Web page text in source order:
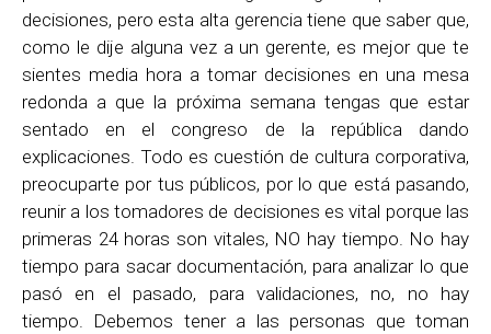
decisiones, pero esta alta gerencia tiene que saber que,
como le dije alguna vez a un gerente, es mejor que te
sientes media hora a tomar decisiones en una mesa
redonda a que la próxima semana tengas que estar
sentado en el congreso de la república dando
explicaciones. Todo es cuestión de cultura corporativa,
preocuparte por tus públicos, por lo que está pasando,
reunir a los tomadores de decisiones es vital porque las
primeras 24 horas son vitales, NO hay tiempo. No hay
tiempo para sacar documentación, para analizar lo que
pasó en el pasado, para validaciones, no, no hay
tiempo. Debemos tener a las personas que toman